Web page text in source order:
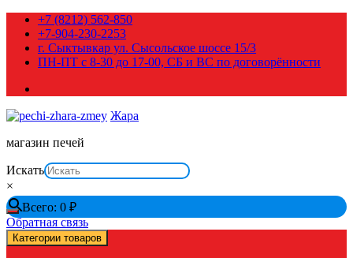
Перейти
содержимому
+7 (8212) 562-850
+7-904-230-2253
г. Сыктывкар ул. Сысольское шоссе 15/3
ПН-ПТ с 8-30 до 17-00, СБ и ВС по договорённости
Жара
магазин печей
Искать
×
Всего: 0 ₽
Обратная связь
Категории товаров